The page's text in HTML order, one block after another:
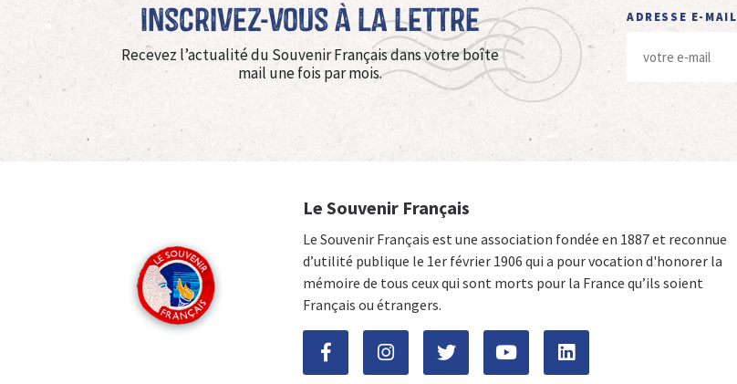
Inscrivez-vous à La Lettre
Recevez l’actualité du Souvenir Français dans votre boîte
mail une fois par mois.
ADRESSE E-MAIL
Le Souvenir Français
Le Souvenir Français est une association fondée en 1887 et reconnue
d’utilité publique le 1er février 1906 qui a pour vocation d'honorer la
mémoire de tous ceux qui sont morts pour la France qu’ils soient
Français ou étrangers.